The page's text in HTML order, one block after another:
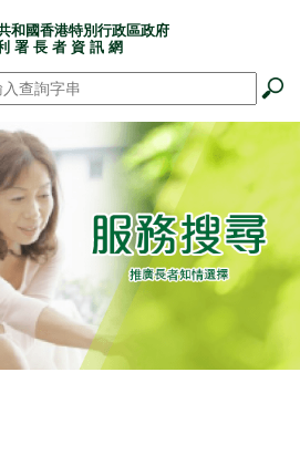
和國香港特別行政區政府
署 長 者 資 訊 網
*